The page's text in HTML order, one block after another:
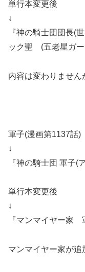
単行本変更後
↓
『神の騎士団団長(
ック聖 (五老星ガー
内容は変わりません
軍子(漫画第1137話)
↓
『神の騎士団 軍子(
単行本変更後
↓
『マンマイヤー家
マンマイヤー家が追